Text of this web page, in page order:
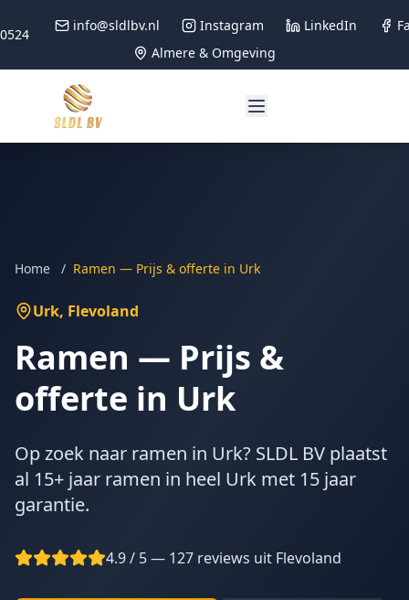
info@sldlbv.nl Instagram LinkedIn
Almere & Omgeving
Home / Ramen — Prijs & offerte in Urk
Urk, Flevoland
Ramen — Prijs &
offerte in Urk
Op zoek naar ramen in Urk? SLDL BV plaatst
al 15+ jaar ramen in heel Urk met 15 jaar
garantie.
4.9 / 5 — 127 reviews uit Flevoland